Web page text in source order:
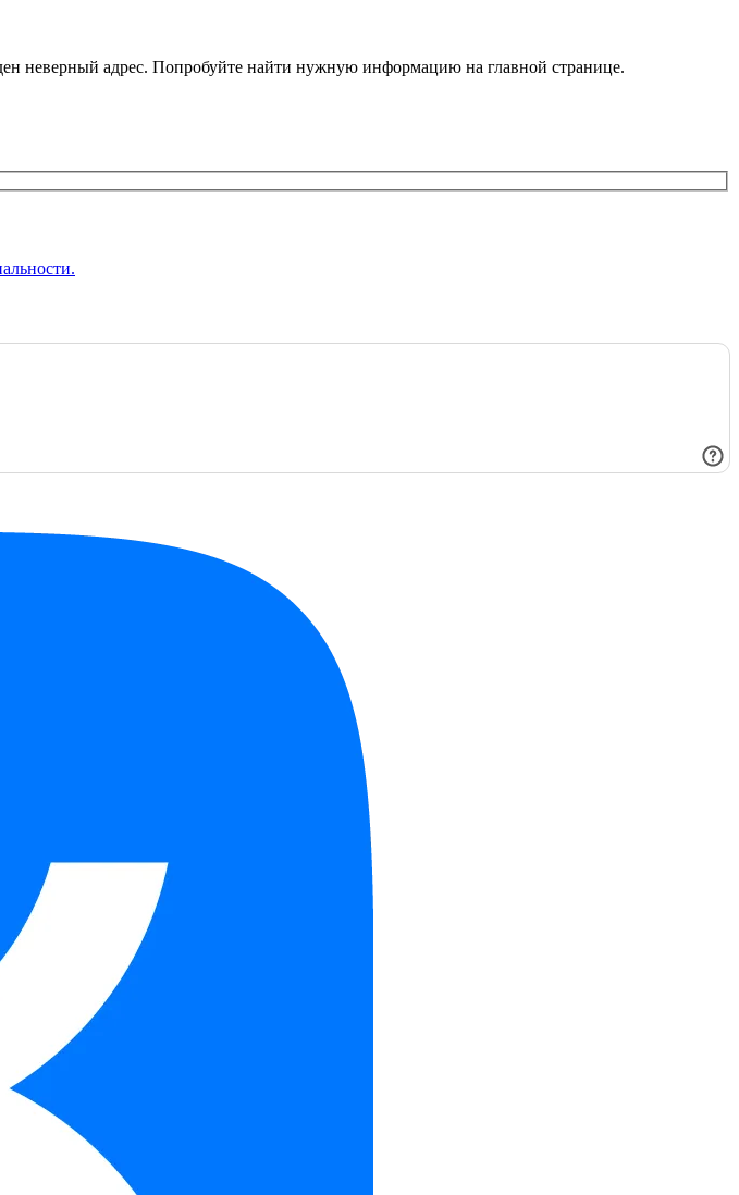
неверный адрес. Попробуйте найти нужную информацию на главной странице.